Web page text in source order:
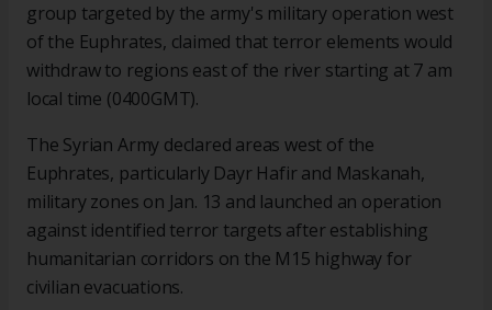
group targeted by the army's military operation west
of the Euphrates, claimed that terror elements would
withdraw to regions east of the river starting at 7 am
local time (0400GMT).
The Syrian Army declared areas west of the
Euphrates, particularly Dayr Hafir and Maskanah,
military zones on Jan. 13 and launched an operation
against identified terror targets after establishing
humanitarian corridors on the M15 highway for
civilian evacuations.